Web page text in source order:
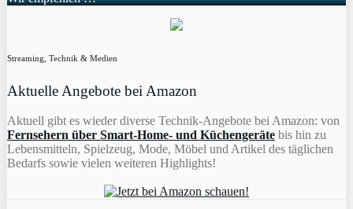
Streaming, Technik & Medien
Aktuelle Angebote bei Amazon
Aktuell gibt es wieder diverse Technik-Angebote bei Amazon: von
Fernsehern über Smart-Home- und Küchengeräte bis hin zu
Lebensmitteln, Spielzeug, Mode, Möbel und Artikel des täglichen
Bedarfs sowie vielen weiteren Highlights!